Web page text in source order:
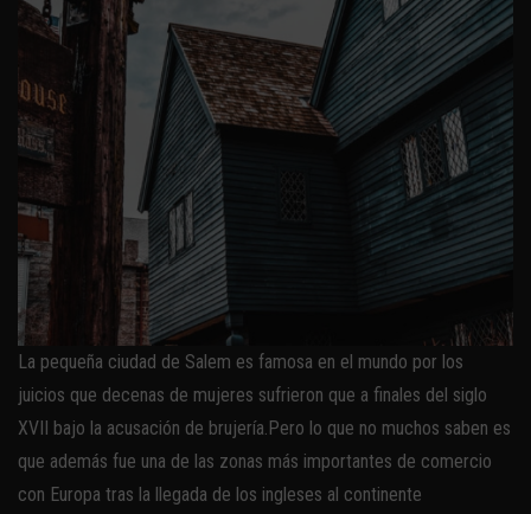
La pequeña ciudad de Salem es famosa en el mundo por los
juicios que decenas de mujeres sufrieron que a finales del siglo
XVII bajo la acusación de brujería.Pero lo que no muchos saben es
que además fue una de las zonas más importantes de comercio
con Europa tras la llegada de los ingleses al continente